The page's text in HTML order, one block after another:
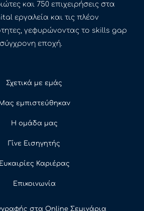
και 750 επιχειρήσεις στα
εργαλεία και τις πλέον
γεφυρώνοντας το skills gap
εποχή.
Σχετικά με εμάς
Μας εμπιστεύθηκαν
Η ομάδα μας
Γίνε Εισηγητής
Ευκαιρίες Καριέρας
Επικοινωνία
στα Online Σεμινάρια